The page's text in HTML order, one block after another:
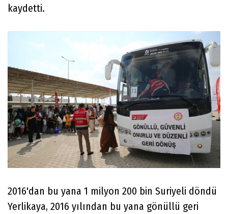
kaydetti.
2016'dan bu yana 1 milyon 200 bin Suriyeli döndü
Yerlikaya, 2016 yılından bu yana gönüllü geri